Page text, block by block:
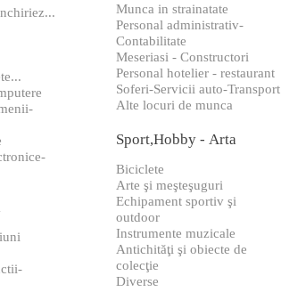
Munca in strainatate
Personal administrativ-
Contabilitate
Meseriasi - Constructori
Personal hotelier - restaurant
Soferi-Servicii auto-Transport
Alte locuri de munca
Sport,Hobby - Arta
Biciclete
Arte şi meşteşuguri
Echipament sportiv şi
outdoor
Instrumente muzicale
Antichităţi şi obiecte de
colecţie
Diverse